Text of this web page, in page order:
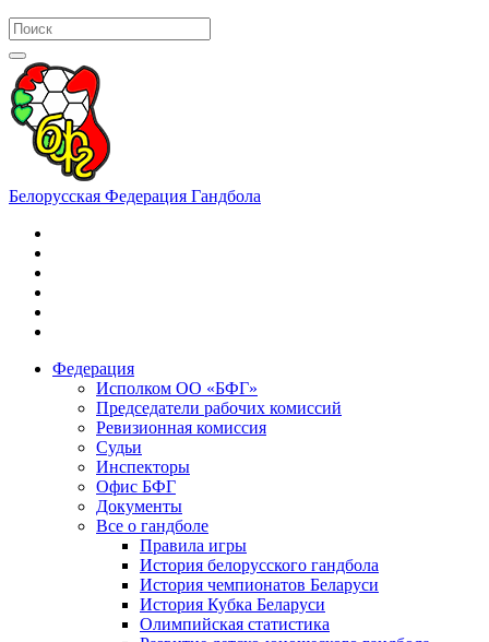
Белорусская Федерация Гандбола
Федерация
Исполком ОО «БФГ»
Председатели рабочих комиссий
Ревизионная комиссия
Судьи
Инспекторы
Офис БФГ
Документы
Все о гандболе
Правила игры
История белорусского гандбола
История чемпионатов Беларуси
История Кубка Беларуси
Олимпийская статистика